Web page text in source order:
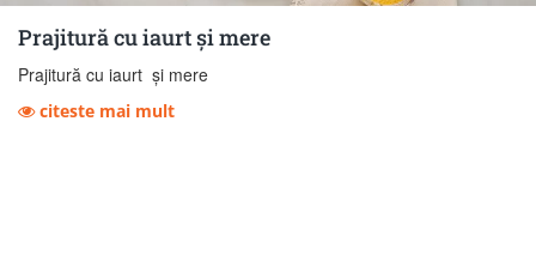
Prajitură cu iaurt și mere
Prajitură cu iaurt și mere
citeste mai mult